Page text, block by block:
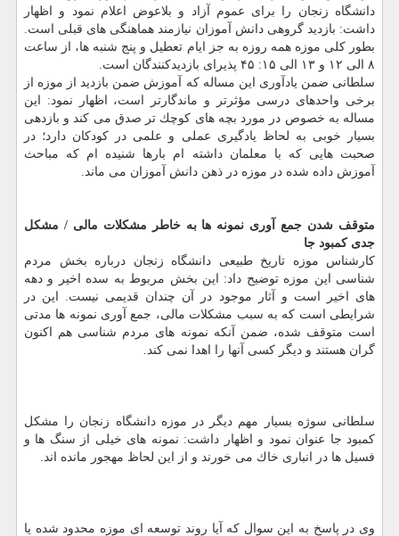
دانشگاه زنجان را برای عموم آزاد و بلاعوض اعلام نمود و اظهار
داشت: بازدید گروهی دانش آموزان نیازمند هماهنگی های قبلی است.
بطور كلی موزه همه روزه به جز ایام تعطیل و پنج شنبه ها، از ساعت
۸ الی ۱۲ و ۱۳ الی ۱۵: ۴۵ پذیرای بازدیدكنندگان است.
سلطانی ضمن یادآوری این مساله كه آموزش ضمن بازدید از موزه از
برخی واحدهای درسی مؤثرتر و ماندگارتر است، اظهار نمود: این
مساله به خصوص در مورد بچه های كوچك تر صدق می كند و بازدهی
بسیار خوبی به لحاظ یادگیری عملی و علمی در كودكان دارد؛ در
صحبت هایی كه با معلمان داشته ام بارها شنیده ام كه مباحث
آموزش داده شده در موزه در ذهن دانش آموزان می ماند.
متوقف شدن جمع آوری نمونه ها به خاطر مشكلات مالی / مشكل
جدی كمبود جا
كارشناس موزه تاریخ طبیعی دانشگاه زنجان درباره بخش مردم
شناسی این موزه توضیح داد: این بخش مربوط به سده اخیر و دهه
های اخیر است و آثار موجود در آن چندان قدیمی نیست. این در
شرایطی است كه به سبب مشكلات مالی، جمع آوری نمونه ها مدتی
است متوقف شده، ضمن آنكه نمونه های مردم شناسی هم اكنون
گران هستند و دیگر كسی آنها را اهدا نمی كند.
سلطانی سوژه بسیار مهم دیگر در موزه دانشگاه زنجان را مشكل
كمبود جا عنوان نمود و اظهار داشت: نمونه های خیلی از سنگ ها و
فسیل ها در انباری خاك می خورند و از این لحاظ مهجور مانده اند.
وی در پاسخ به این سوال كه آیا روند توسعه ای موزه محدود شده یا